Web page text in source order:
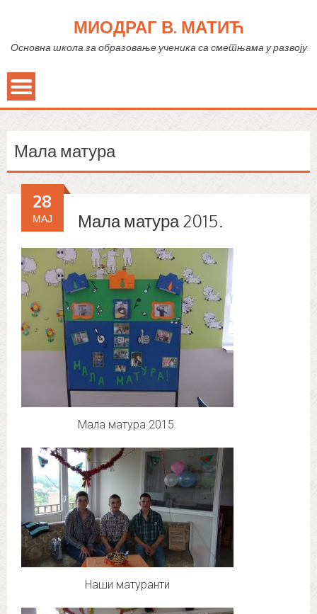
МИОДРАГ В. МАТИЋ
Основна школа за образовање ученика са сметњама у развоју
Мала матура
Мала матура 2015.
28
МАЈ
Мала матура 2015.
Наши матуранти